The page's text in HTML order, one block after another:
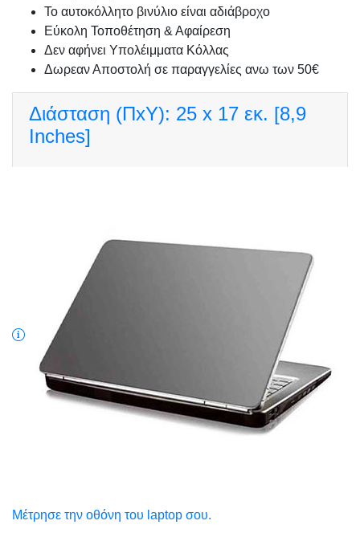
Το αυτοκόλλητο βινύλιο είναι αδιάβροχο
Εύκολη Τοποθέτηση & Αφαίρεση
Δεν αφήνει Υπολέιμματα Κόλλας
Δωρεαν Αποστολή σε παραγγελίες ανω των 50€
Διάσταση (ΠxΥ): 25 x 17 εκ. [8,9
Inches]
Μέτρησε την οθόνη του laptop σου.